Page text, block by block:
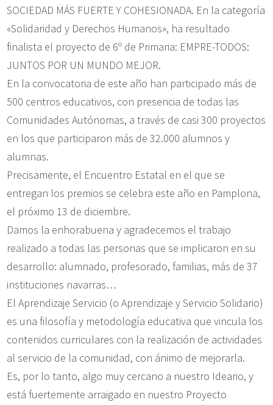
SOCIEDAD MÁS FUERTE Y COHESIONADA. En la categoría
«Solidaridad y Derechos Humanos», ha resultado
finalista el proyecto de 6º de Primaria: EMPRE-TODOS:
JUNTOS POR UN MUNDO MEJOR.
En la convocatoria de este año han participado más de
500 centros educativos, con presencia de todas las
Comunidades Autónomas, a través de casi 300 proyectos
en los que participaron más de 32.000 alumnos y
alumnas.
Precisamente, el Encuentro Estatal en el que se
entregan los premios se celebra este año en Pamplona,
el próximo 13 de diciembre.
Damos la enhorabuena y agradecemos el trabajo
realizado a todas las personas que se implicaron en su
desarrollo: alumnado, profesorado, familias, más de 37
instituciones navarras…
El Aprendizaje Servicio (o Aprendizaje y Servicio Solidario)
es una filosofía y metodología educativa que vincula los
contenidos curriculares con la realización de actividades
al servicio de la comunidad, con ánimo de mejorarla.
Es, por lo tanto, algo muy cercano a nuestro Ideario, y
está fuertemente arraigado en nuestro Proyecto